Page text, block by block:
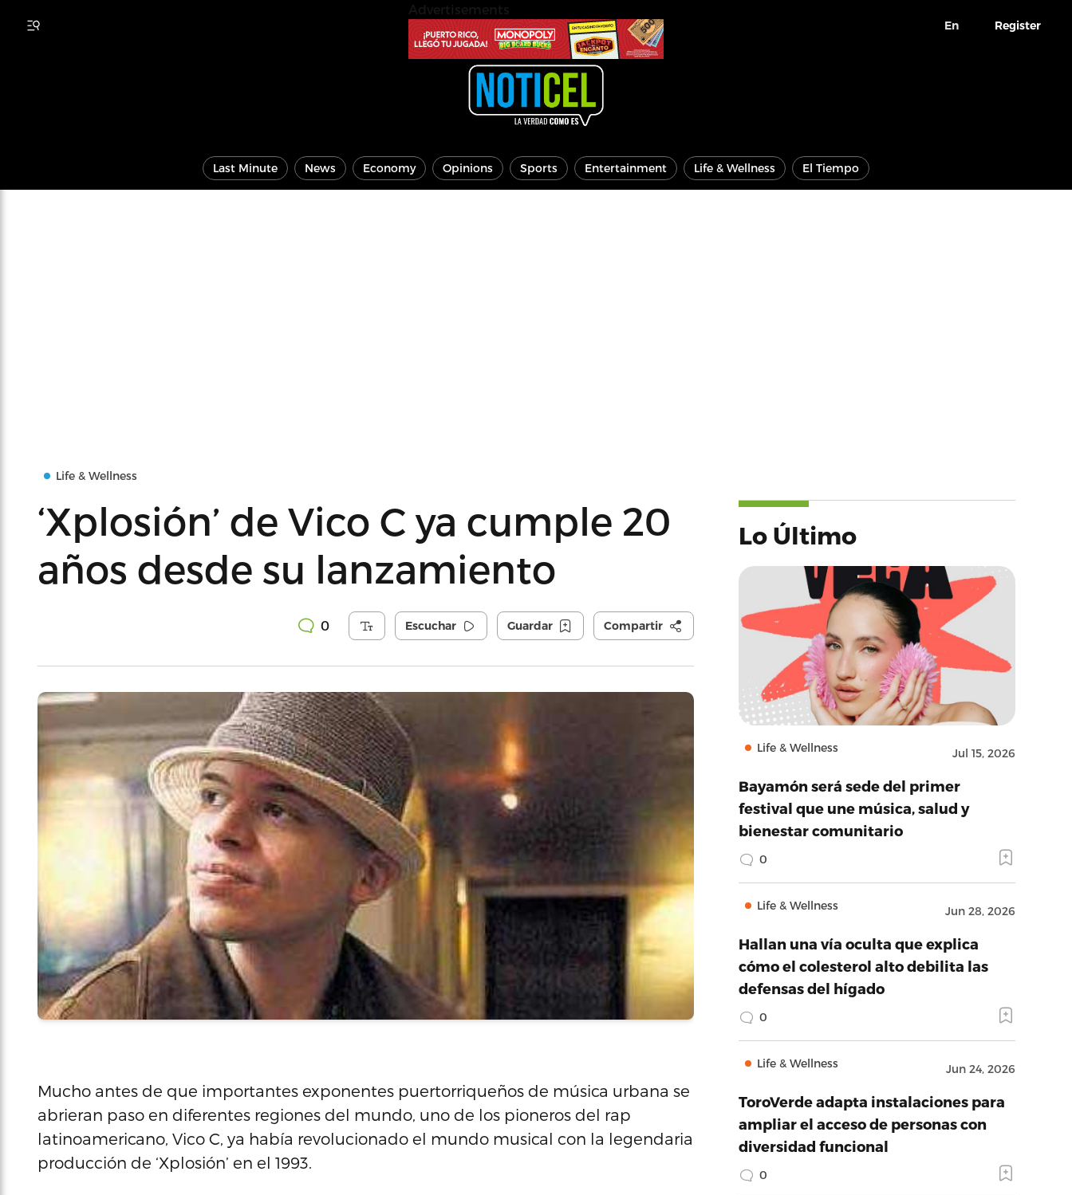
En Register
Last Minute News Economy Opinions Sports Entertainment Life & Wellness El Tiempo
Life & Wellness
‘Xplosión’ de Vico C ya cumple 20
años desde su lanzamiento
0 Escuchar Guardar Compartir
Mucho antes de que importantes exponentes puertorriqueños de música urbana se
abrieran paso en diferentes regiones del mundo, uno de los pioneros del rap
latinoamericano, Vico C, ya había revolucionado el mundo musical con la legendaria
producción de ‘Xplosión’ en el 1993.
Lo Último
Life & Wellness Jul 15, 2026
Bayamón será sede del primer
festival que une música, salud y
bienestar comunitario
0
Life & Wellness Jun 28, 2026
Hallan una vía oculta que explica
cómo el colesterol alto debilita las
defensas del hígado
0
Life & Wellness Jun 24, 2026
ToroVerde adapta instalaciones para
ampliar el acceso de personas con
diversidad funcional
0